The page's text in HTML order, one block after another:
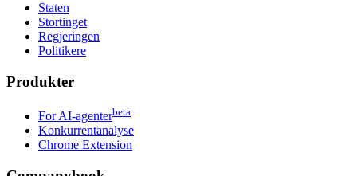
Staten
Stortinget
Regjeringen
Politikere
Produkter
For AI-agenterbeta
Konkurrentanalyse
Chrome Extension